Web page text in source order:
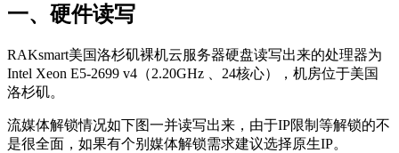
一、硬件读写
RAKsmart美国洛杉矶裸机云服务器硬盘读写出来的处理器为
Intel Xeon E5-2699 v4（2.20GHz 、24核心），机房位于美国
洛杉矶。
流媒体解锁情况如下图一并读写出来，由于IP限制等解锁的不
是很全面，如果有个别媒体解锁需求建议选择原生IP。